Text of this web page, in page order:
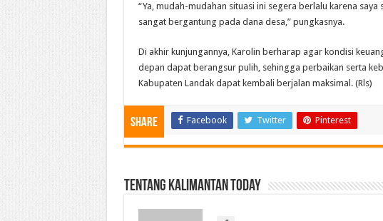
“Ya, mudah-mudahan situasi ini segera berlalu karena
sangat bergantung pada dana desa,” pungkasnya.
Di akhir kunjungannya, Karolin berharap agar kondisi
depan dapat berangsur pulih, sehingga perbaikan serta
Kabupaten Landak dapat kembali berjalan maksimal. (Rls)
Share Facebook Twitter Pinterest
Tentang Kalimantan Today